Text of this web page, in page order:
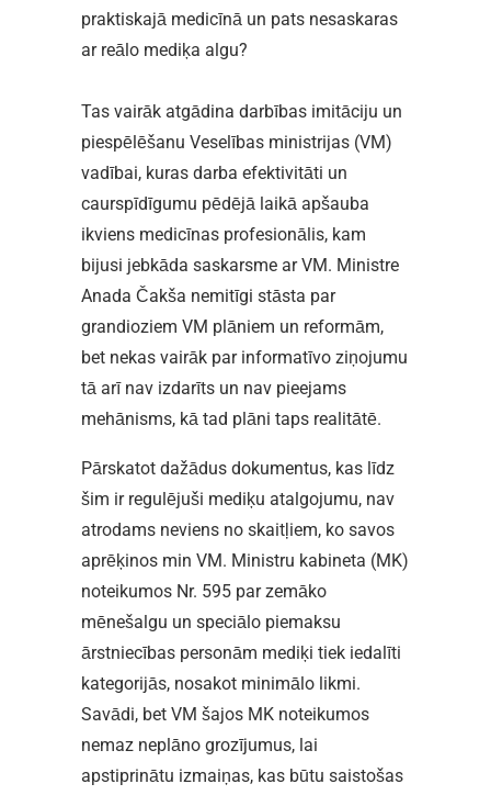
praktiskajā medicīnā un pats nesaskaras
ar reālo mediķa algu?
Tas vairāk atgādina darbības imitāciju un
piespēlēšanu Veselības ministrijas (VM)
vadībai, kuras darba efektivitāti un
caurspīdīgumu pēdējā laikā apšauba
ikviens medicīnas profesionālis, kam
bijusi jebkāda saskarsme ar VM. Ministre
Anada Čakša nemitīgi stāsta par
grandioziem VM plāniem un reformām,
bet nekas vairāk par informatīvo ziņojumu
tā arī nav izdarīts un nav pieejams
mehānisms, kā tad plāni taps realitātē.
Pārskatot dažādus dokumentus, kas līdz
šim ir regulējuši mediķu atalgojumu, nav
atrodams neviens no skaitļiem, ko savos
aprēķinos min VM. Ministru kabineta (MK)
noteikumos Nr. 595 par zemāko
mēnešalgu un speciālo piemaksu
ārstniecības personām mediķi tiek iedalīti
kategorijās, nosakot minimālo likmi.
Savādi, bet VM šajos MK noteikumos
nemaz neplāno grozījumus, lai
apstiprinātu izmaiņas, kas būtu saistošas